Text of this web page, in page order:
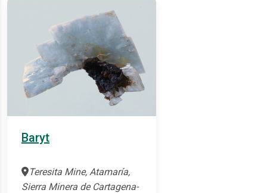
Baryt
Teresita Mine, Atamaría,
Sierra Minera de Cartagena-